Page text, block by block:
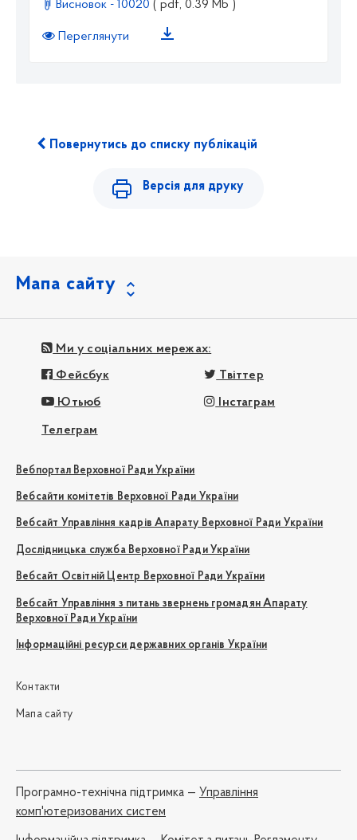
Висновок - 10020 ( pdf, 0.39 Mb )
Переглянути
Повернутись до списку публікацій
Версія для друку
Мапа сайту
Ми у соціальних мережах:
Фейсбук Твіттер
Ютьюб Інстаграм
Телеграм
Вебпортал Верховної Ради України
Вебсайти комітетів Верховної Ради України
Вебсайт Управління кадрів Апарату Верховної Ради України
Дослідницька служба Верховної Ради України
Вебсайт Освітній Центр Верховної Ради України
Вебсайт Управління з питань звернень громадян Апарату
Верховної Ради України
Інформаційні ресурси державних органів України
Контакти
Мапа сайту
Програмно-технічна підтримка — Управління
комп'ютеризованих систем